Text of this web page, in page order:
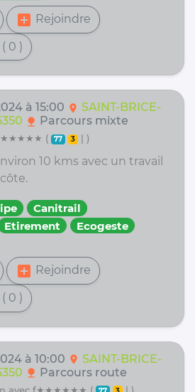
add_box Rejoindre
0 )
à 15:00 location_on SAINT-BRICE-
nature Parcours mixte
( 77 3 | )
10 kms avec un travail
Canitrail
Etirement
Ecogeste
add_box Rejoindre
0 )
à 10:00 location_on SAINT-BRICE-
nature Parcours route
avec f★★★★★★ ( | )